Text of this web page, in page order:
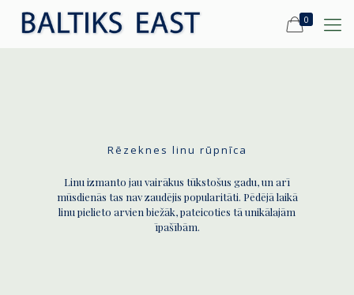
0
Rēzeknes linu rūpnīca
Linu izmanto jau vairākus tūkstošus gadu, un arī
mūsdienās tas nav zaudējis popularitāti. Pēdējā laikā
linu pielieto arvien biežāk, pateicoties tā unikālajām
īpašībām.